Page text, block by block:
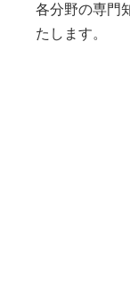
各分野の専門
たします。